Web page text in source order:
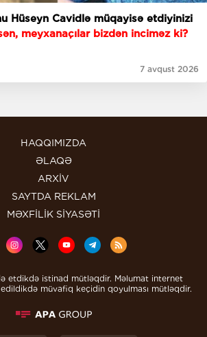
Hüseyn Cavidlə müqayisə etdiyinizi
meyxanaçılar bizdən inciməz ki?
7 avqust 2026
HAQQIMIZDA
ƏLAQƏ
ARXİV
SAYTDA REKLAM
MƏXFİLİK SİYASƏTİ
etdikdə istinad mütləqdir. Məlumat internet
müvafiq keçidin qoyulması mütləqdir.